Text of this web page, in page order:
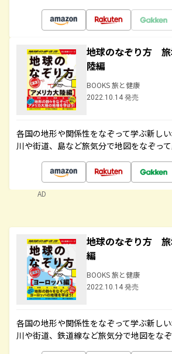
地球のなぞり方
陸編
BOOKS 旅と健康
2022.10.14 発売
各国の地形や関係性をなぞって学ぶ新しい
川や街道、島など旅気分で地図をなぞっ
AD
地球のなぞり方
編
BOOKS 旅と健康
2022.10.14 発売
各国の地形や関係性をなぞって学ぶ新しい
川や街道、鉄道線など旅気分で地図をな